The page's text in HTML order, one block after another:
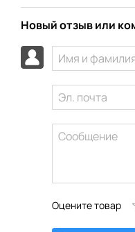
Новый отзыв или
Оцените товар